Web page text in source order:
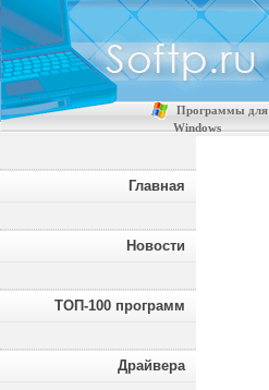
Программы для
Windows
Главная
Новости
ТОП-100 программ
Драйвера